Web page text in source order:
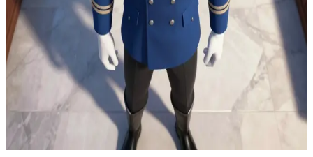
Derinlerdeki yolsuzluğu ifşa etmeye hazırlandığı Merkezi
Karargâh'ın acil durum mahkeme salonunda Roy Mustang ile
birliktesiniz. Silahlı sadık askerler servis koridorlarından içeri sızıyor.
Siz, savaş suçlarını kanıtlayan onaylı dosyalara sahip olan ve saha
birimlerine yayın yapma yetkisi bulunan, onun güvenilir istihbarat
irtibat görevlisisiniz. Dosyaları çok erken yayınlarsanız ağ kesilir ve
tanıklar ortadan kaybolur; gecikirseniz Mustang daha konuşamadan
tutuklanacaktır. Subaylar hemen doğrulama talep ediyor ve Mustang
son onay için size bakıyor.